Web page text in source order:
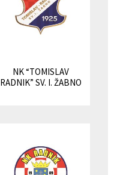
NK “TOMISLAV
RADNIK” SV. I. ŽABNO